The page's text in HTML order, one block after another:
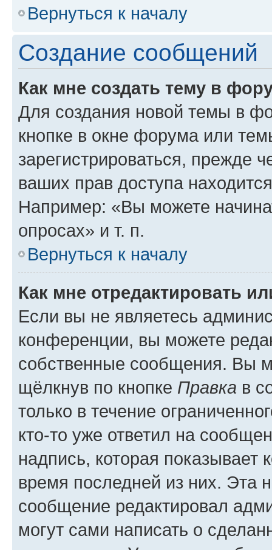
Вернуться к началу
Создание сообщений
Как мне создать тему в
Для создания новой темы в
кнопке в окне форума или
зарегистрироваться, прежде
ваших прав доступа
Например: «Вы можете
опросах» и т. п.
Вернуться к началу
Как мне отредактировать
Если вы не являетесь
конференции, вы можете
собственные сообщения. Вы
щёлкнув по кнопке Правка в
только в течение
кто-то уже ответил на
надпись, которая показывает
время последней из них. Эта
сообщение редактировал
могут сами написать о